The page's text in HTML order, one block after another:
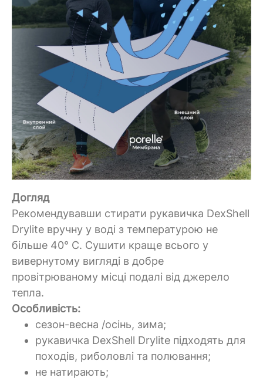
Догляд
Рекомендувавши стирати рукавичка DexShell
Drylite вручну у воді з температурою не
більше 40° C. Сушити краще всього у
вивернутому вигляді в добре
провітрюваному місці подалі від джерело
тепла.
Особливість:
сезон-весна /осінь, зима;
рукавичка DexShell Drylite підходять для
походів, риболовлі та полювання;
не натирають;